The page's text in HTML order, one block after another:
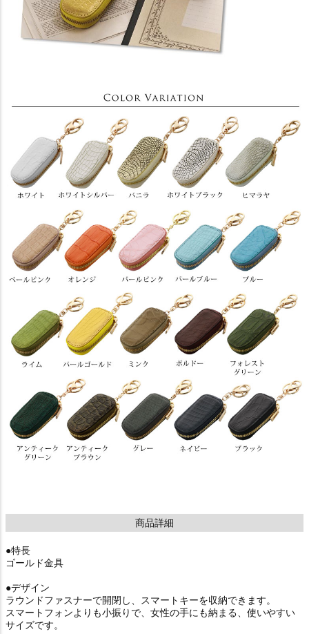
商品詳細
●特長
ゴールド金具
●デザイン
ラウンドファスナーで開閉し、スマートキーを収納できます。
スマートフォンよりも小振りで、女性の手にも納まる、使いやすい
サイズです。